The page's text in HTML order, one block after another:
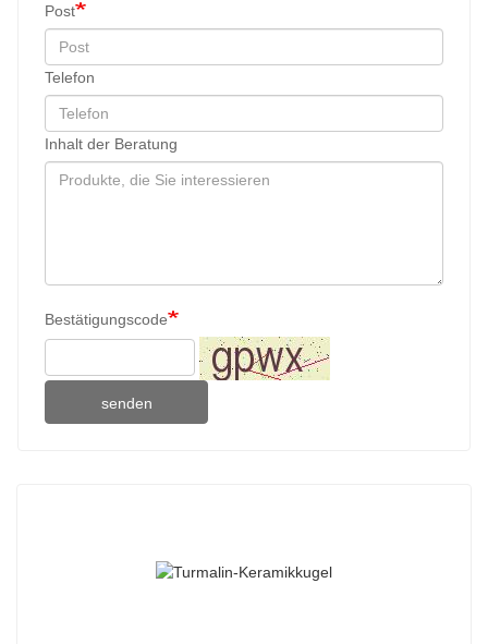
Post
Telefon
Inhalt der Beratung
Bestätigungscode
senden